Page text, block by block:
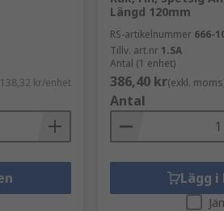
komponenter som kretskort
är säkra att använda.
138,32 kr/enhet
Längd 120mm
RS-artikelnummer 666-
Tillv. art.nr 1.SA
Antal (1 enhet)
386,40 kr(exkl.
Antal
Lägg i